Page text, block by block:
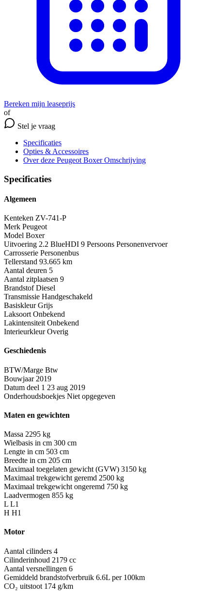
Bereken mijn leaseprijs
of
Stel je vraag
Specificaties
Opties & Accessoires
Over deze Peugeot Boxer Omschrijving
Specificaties
Algemeen
Kenteken ZV-741-P
Merk Peugeot
Model Boxer
Uitvoering 2.2 BlueHDI 9 Persoons Personenvervoer
Carrosserie Personenbus
Tellerstand 93.665 km
Aantal deuren 5
Aantal zitplaatsen 9
Brandstof Diesel
Transmissie Handgeschakeld
Basiskleur Grijs
Laksoort Onbekend
Lakintensiteit Onbekend
Interieurkleur Overig
Geschiedenis
BTW/Marge Btw
Bouwjaar 2019
Datum deel 1 23 aug 2019
Onderhoudsboekjes Niet opgegeven
Maten en gewichten
Massa 2295 kg
Wielbasis in cm 300 cm
Lengte in cm 503 cm
Breedte in cm 205 cm
Maximaal toegelaten gewicht (GVW) 3150 kg
Maximaal trekgewicht geremd 2500 kg
Maximaal trekgewicht ongeremd 750 kg
Laadvermogen 855 kg
L L1
H H1
Motor
Aantal cilinders 4
Cilinderinhoud 2179 cc
Aantal versnellingen 6
Gemiddeld brandstofverbruik 6.6L per 100km
CO₂ uitstoot 174 g/km